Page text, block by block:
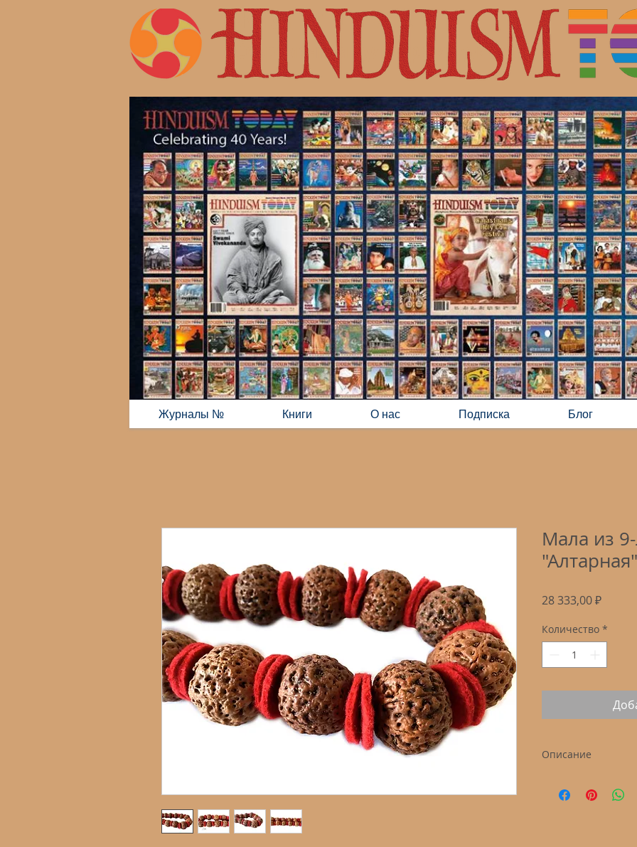
Жизнь с Шивой.
Современная культура индуизма
Журналы № Книги О нас Подписка Блог
Мала из
"Алтарная"
28 333,00 ₽Цена
Количество *
Описание
Размер: около 2